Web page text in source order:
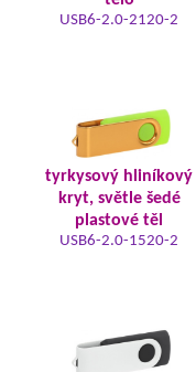
USB6-2.0-2120-2
tyrkysový hliníkový
kryt, světle šedé
plastové těl
USB6-2.0-1520-2